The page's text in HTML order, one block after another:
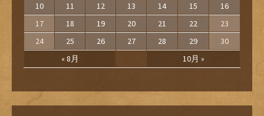
« 8月 10月 »
10
11 12 13 14 15
16
17
18 19 20 21 22
23
24
25 26 27 28 29 30